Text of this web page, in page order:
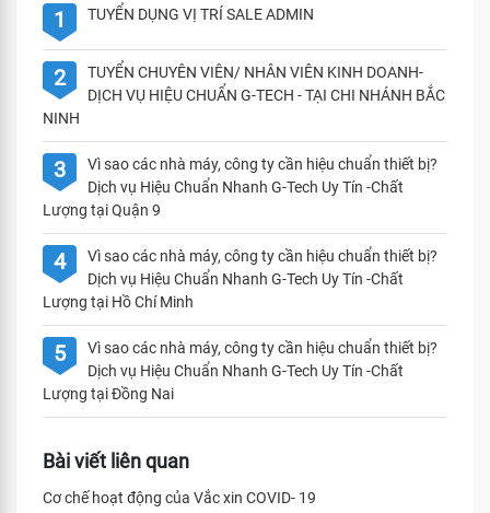
1 TUYỂN DỤNG VỊ TRÍ SALE ADMIN
2
TUYỂN CHUYÊN VIÊN/ NHÂN VIÊN KINH DOANH-
DỊCH VỤ HIỆU CHUẨN G-TECH - TẠI CHI NHÁNH BẮC
NINH
3
Vì sao các nhà máy, công ty cần hiệu chuẩn thiết bị?
Dịch vụ Hiệu Chuẩn Nhanh G-Tech Uy Tín -Chất
Lượng tại Quận 9
4
Vì sao các nhà máy, công ty cần hiệu chuẩn thiết bị?
Dịch vụ Hiệu Chuẩn Nhanh G-Tech Uy Tín -Chất
Lượng tại Hồ Chí Minh
5
Vì sao các nhà máy, công ty cần hiệu chuẩn thiết bị?
Dịch vụ Hiệu Chuẩn Nhanh G-Tech Uy Tín -Chất
Lượng tại Đồng Nai
Bài viết liên quan
Cơ chế hoạt động của Vắc xin COVID- 19